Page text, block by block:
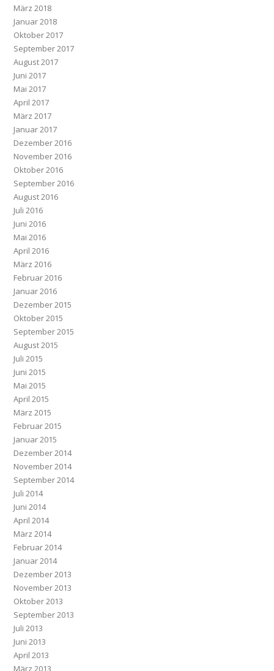
März 2018
Januar 2018
Oktober 2017
September 2017
August 2017
Juni 2017
Mai 2017
April 2017
März 2017
Januar 2017
Dezember 2016
November 2016
Oktober 2016
September 2016
August 2016
Juli 2016
Juni 2016
Mai 2016
April 2016
März 2016
Februar 2016
Januar 2016
Dezember 2015
Oktober 2015
September 2015
August 2015
Juli 2015
Juni 2015
Mai 2015
April 2015
März 2015
Februar 2015
Januar 2015
Dezember 2014
November 2014
September 2014
Juli 2014
Juni 2014
April 2014
März 2014
Februar 2014
Januar 2014
Dezember 2013
November 2013
Oktober 2013
September 2013
Juli 2013
Juni 2013
April 2013
März 2013